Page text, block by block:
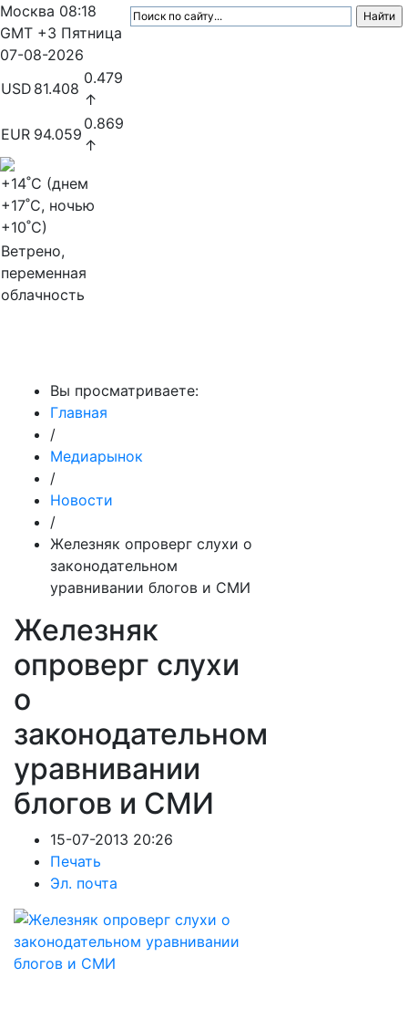
Москва 08:18
GMT +3 Пятница
07-08-2026
USD 81.408
0.479
↑
EUR 94.059
0.869
↑
+14˚C (днем
+17˚C, ночью
+10˚C)
Ветрено,
переменная
облачность
Вы просматриваете:
Главная
/
Медиарынок
/
Новости
/
Железняк опроверг слухи о
законодательном
уравнивании блогов и СМИ
Железняк
опроверг слухи
о
законодательном
уравнивании
блогов и СМИ
15-07-2013 20:26
Печать
Эл. почта